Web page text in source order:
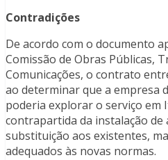
Contradições
De acordo com o documento
Comissão de Obras Públicas,
Comunicações, o contrato
ao determinar que a empresa
poderia explorar o serviço em
contrapartida da instalação de
substituição aos existentes,
adequados às novas normas.